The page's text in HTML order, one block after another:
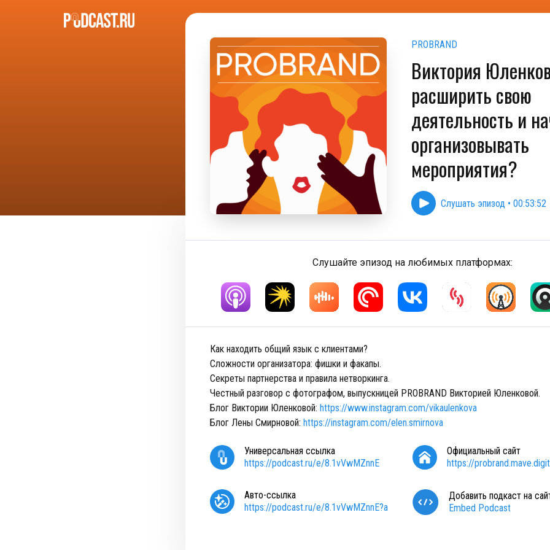
PROBRAND
Виктория
расширить свою
деятельность и
организовывать
мероприятия?
Слушать эпизод • 00:53:52
Слушайте эпизод на любимых платформах:
Как находить общий язык с клиентами?
Сложности организатора: фишки и факапы.
Секреты партнерства и правила нетворкинга.
Честный разговор с фотографом, выпускницей PROBRAND Викторией Юленковой.
Блог Виктории Юленковой: https://www.instagram.com/vikaulenkova
Блог Лены Смирновой: https://instagram.com/elen.smirnova
Универсальная ссылка
https://podcast.ru/e/8.1vVwMZnnE
Официальный сайт
https://
Авто-ссылка
https://podcast.ru/e/8.1vVwMZnnE?a
Добавить подкаст на
Embed Podcast